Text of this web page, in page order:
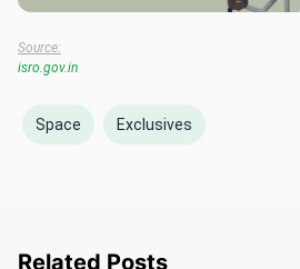
Source:
isro.gov.in
Space Exclusives
Related Posts